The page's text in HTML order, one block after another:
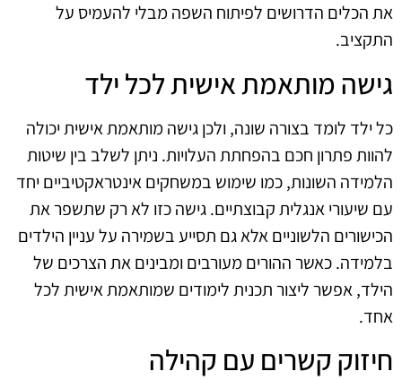
את הכלים הדרושים לפיתוח השפה מבלי להעמיס על
התקציב.
גישה מותאמת אישית לכל ילד
כל ילד לומד בצורה שונה, ולכן גישה מותאמת אישית יכולה
להוות פתרון חכם בהפחתת העלויות. ניתן לשלב בין שיטות
הלמידה השונות, כמו שימוש במשחקים אינטראקטיביים יחד
עם שיעורי אנגלית קבוצתיים. גישה כזו לא רק שתשפר את
הכישורים הלשוניים אלא גם תסייע בשמירה על עניין הילדים
בלמידה. כאשר ההורים מעורבים ומבינים את הצרכים של
הילד, אפשר ליצור תכנית לימודים שמותאמת אישית לכל
אחד.
חיזוק קשרים עם קהילה